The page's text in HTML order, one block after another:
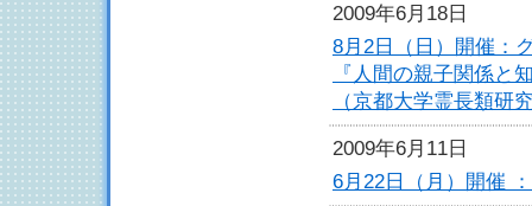
2009年6月18日
8月2日（日）開催：
『人間の親子関係と
（京都大学霊長類研
2009年6月11日
6月22日（月）開催